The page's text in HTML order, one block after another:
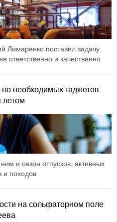
Лимаренко поставил задачу
ответственно и качественно
необходимых гаджетов
летом
и сезон отпусков, активных
и походов
на сольфаторном поле